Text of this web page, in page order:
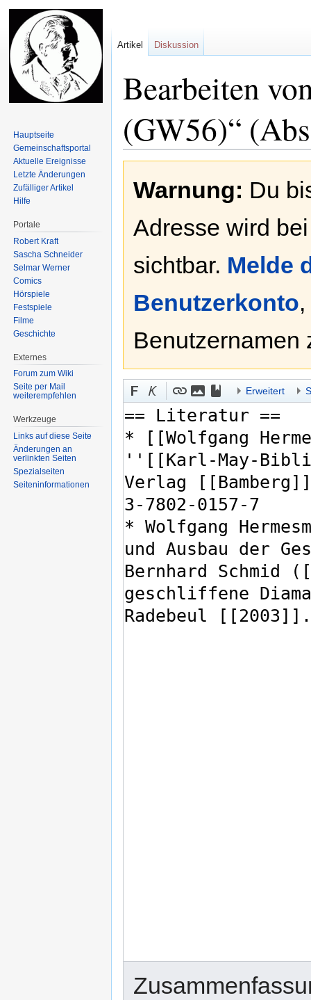
Bearbeiten
(GW56)“
Navigation
springen
Suche
springen
Warnung: Du
Adresse wird
sichtbar. Melde
Benutzerkonto
Benutzernamen
Erweitert
Artikel Diskussion
Hauptseite
Gemeinschafts­portal
Aktuelle Ereignisse
Letzte Änderungen
Zufälliger Artikel
Hilfe
Portale
Robert Kraft
Sascha Schneider
Selmar Werner
Comics
Hörspiele
Festspiele
Filme
Geschichte
Externes
Forum zum Wiki
Seite per Mail
weiterempfehlen
Werkzeuge
Links auf diese Seite
Änderungen an
verlinkten Seiten
Spezialseiten
Seiten­informationen